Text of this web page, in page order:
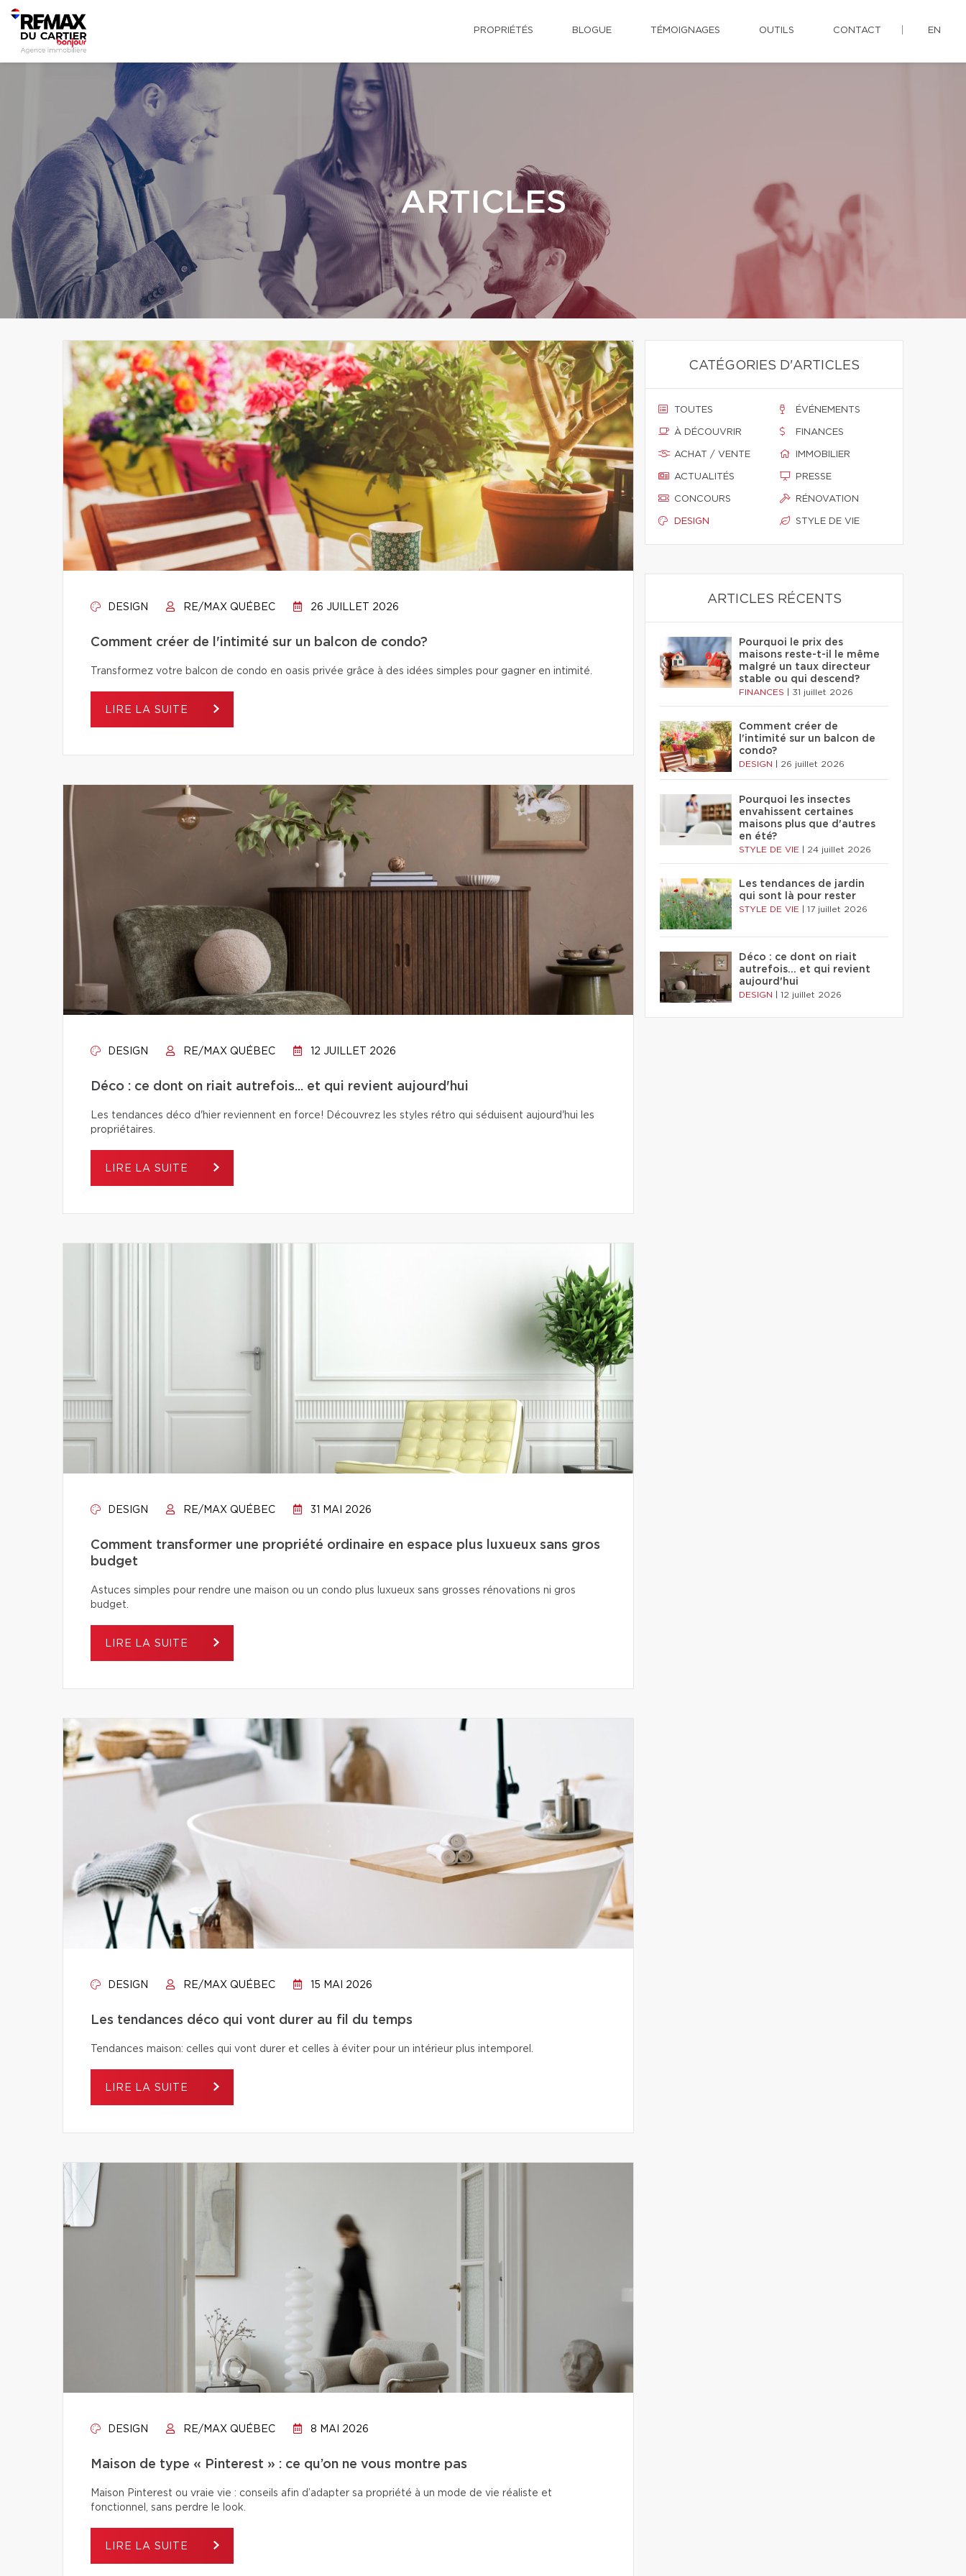
PROPRIÉTÉS BLOGUE TÉMOIGNAGES OUTILS CONTACT EN
ARTICLES
DESIGN RE/MAX QUÉBEC 26 JUILLET 2026
Comment créer de l'intimité sur un balcon de condo?
Transformez votre balcon de condo en oasis privée grâce à des idées simples pour gagner en intimité.
LIRE LA SUITE
DESIGN RE/MAX QUÉBEC 12 JUILLET 2026
Déco : ce dont on riait autrefois... et qui revient aujourd'hui
Les tendances déco d'hier reviennent en force! Découvrez les styles rétro qui séduisent aujourd'hui les
propriétaires.
LIRE LA SUITE
DESIGN RE/MAX QUÉBEC 31 MAI 2026
Comment transformer une propriété ordinaire en espace plus luxueux sans gros
budget
Astuces simples pour rendre une maison ou un condo plus luxueux sans grosses rénovations ni gros
budget.
LIRE LA SUITE
DESIGN RE/MAX QUÉBEC 15 MAI 2026
Les tendances déco qui vont durer au fil du temps
Tendances maison: celles qui vont durer et celles à éviter pour un intérieur plus intemporel.
LIRE LA SUITE
DESIGN RE/MAX QUÉBEC 8 MAI 2026
Maison de type « Pinterest » : ce qu’on ne vous montre pas
Maison Pinterest ou vraie vie : conseils afin d’adapter sa propriété à un mode de vie réaliste et
fonctionnel, sans perdre le look.
LIRE LA SUITE
CATÉGORIES D'ARTICLES
TOUTES
À DÉCOUVRIR
ACHAT / VENTE
ACTUALITÉS
CONCOURS
DESIGN
ÉVÉNEMENTS
FINANCES
IMMOBILIER
PRESSE
RÉNOVATION
STYLE DE VIE
ARTICLES RÉCENTS
Pourquoi le prix des
maisons reste-t-il le même
malgré un taux directeur
stable ou qui descend?
FINANCES 31 juillet 2026
Comment créer de
l'intimité sur un balcon de
condo?
DESIGN 26 juillet 2026
Pourquoi les insectes
envahissent certaines
maisons plus que d'autres
en été?
STYLE DE VIE 24 juillet 2026
Les tendances de jardin
qui sont là pour rester
STYLE DE VIE 17 juillet 2026
Déco : ce dont on riait
autrefois... et qui revient
aujourd'hui
DESIGN 12 juillet 2026